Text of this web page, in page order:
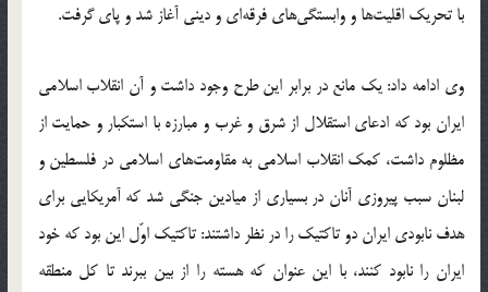
با تحریک اقلیت‌ها و وابستگی‌های فرقه‌ای و دینی آغاز شد و پای گرفت.
وی ادامه داد: یک مانع در برابر این طرح وجود داشت و آن انقلاب اسلامی
ایران بود که ادعای استقلال از شرق و غرب و مبارزه با استکبار و حمایت از
مظلوم داشت، کمک انقلاب اسلامی به مقاومت‌های اسلامی در فلسطین و
لبنان سبب پیروزی آنان در بسیاری از میادین جنگی شد که آمریکایی برای
هدف نابودی ایران دو تاکتیک را در نظر داشتند: تاکتیک اوّل این بود که خود
ایران را نابود کنند، با این عنوان که هسته را از بین ببرند تا کل منطقه